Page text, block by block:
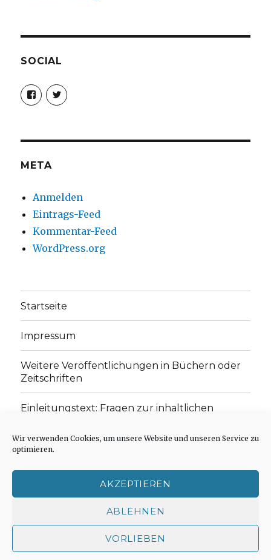
Wir verwenden Cookies, um unsere Website und unseren Service zu
optimieren.
AKZEPTIEREN
ABLEHNEN
VORLIEBEN
SOCIAL
Profil
von
christoph.fleischer1
anzeigen
Profil
von
anzeigen
META
Anmelden
Eintrags-Feed
Kommentar-Feed
WordPress.org
Startseite
Impressum
Weitere Veröffentlichungen in Büchern oder
Zeitschriften
Einleitungstext: Fragen zur inhaltlichen
„schwachen Glaubens“
Cookie-Richtlinie (EU)
Impressum